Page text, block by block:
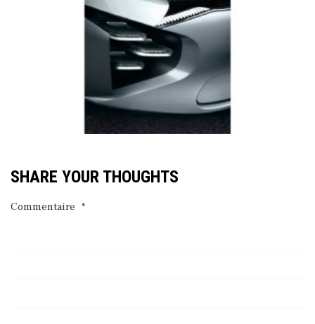
SHARE YOUR THOUGHTS
Commentaire *